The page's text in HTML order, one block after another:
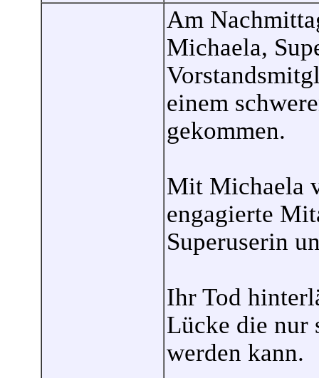
Am
Michaela,
einem
gekommen.
Mit Michaela
engagierte
Superuserin
Ihr Tod
Lücke die nur
werden kann.